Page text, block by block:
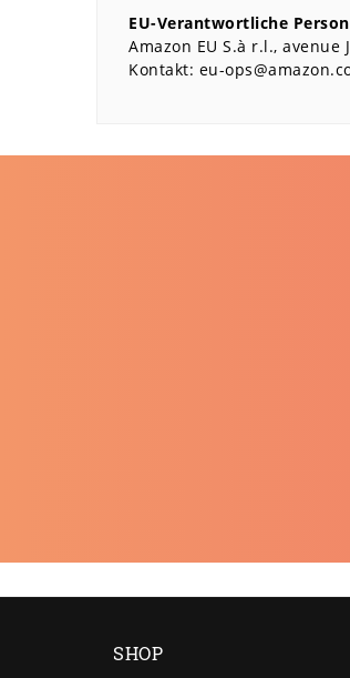
EU-Verantwortliche
Amazon EU S.à r.l. avenue
Kontakt: eu-
SHOP